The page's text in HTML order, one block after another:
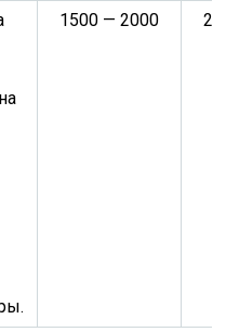
1500 — 2000